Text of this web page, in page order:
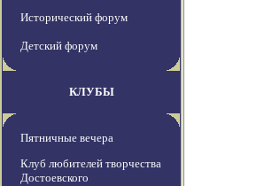
Исторический форум
Детский форум
КЛУБЫ
Пятничные вечера
Клуб любителей творчества
Достоевского